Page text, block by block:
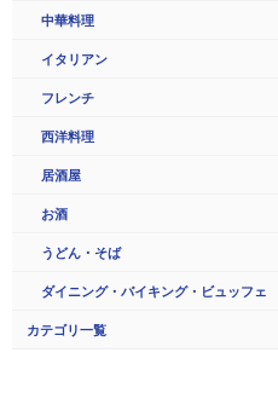
中華料理
イタリアン
フレンチ
西洋料理
居酒屋
お酒
うどん・そば
ダイニング・バイキング・ビュッフェ
カテゴリ一覧